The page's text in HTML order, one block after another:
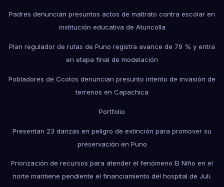
Padres denuncian presuntos actos de maltrato contra escolar en
institución educativa de Atuncolla
Plan regulador de rutas de Puno registra avance de 79 % y entra
en etapa final de modelación
Pobladores de Ccotos denuncian presunto intento de invasión de
terrenos en Capachica
Portfolio
Presentan 23 danzas en peligro de extinción para promover su
preservación en Puno
Priorización de recursos para atender el fenómeno El Niño en el
norte mantiene pendiente el financiamiento del hospital de Juli.